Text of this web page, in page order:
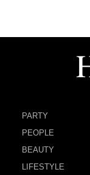
PARTY
PEOPLE
BEAUTY
LIFESTYLE